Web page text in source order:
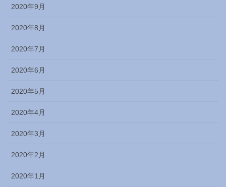
2020年9月
2020年8月
2020年7月
2020年6月
2020年5月
2020年4月
2020年3月
2020年2月
2020年1月